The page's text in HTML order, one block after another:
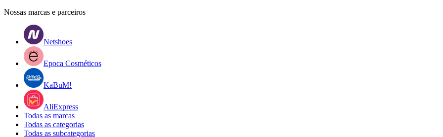
Nossas marcas e parceiros
Netshoes
Epoca Cosméticos
KaBuM!
AliExpress
Todas as marcas
Todas as categorias
Todas as subcategorias